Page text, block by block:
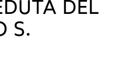
DEL
S.